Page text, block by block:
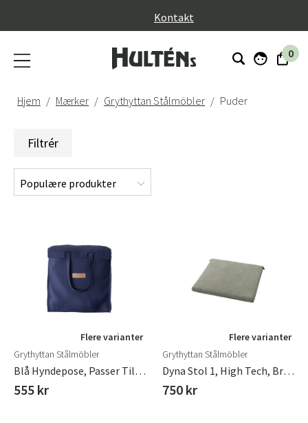
Kontakt
0
Hjem Mærker Grythyttan Stålmöbler Puder
Filtrér
Flere varianter
Grythyttan Stålmöbler
Blå Hyndepose, Passer Til 4 A2 Hynder
555 kr
Flere varianter
Grythyttan Stålmöbler
Dyna Stol 1, High Tech, Bryggeristol Lysegrøn, L 37 B 39 H 3 Cm
750 kr